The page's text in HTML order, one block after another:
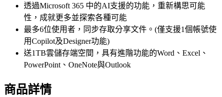
透過Microsoft 365 中的AI支援的功能，重新構思可能
性，成就更多並探索各種可能
最多6位使用者，同步存取分享文件。(僅支援1個帳號使
用Copilot及Designer功能)
送1TB雲儲存端空間，具有進階功能的Word、Excel、
PowerPoint、OneNote與Outlook
商品詳情